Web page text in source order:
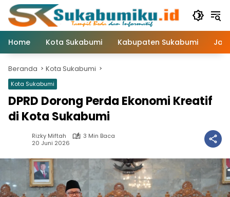
Langsung
konten
Home
Kota Sukabumi Kabupaten Sukabumi
Beranda Kota Sukabumi
Kota Sukabumi
DPRD Dorong Perda Ekonomi Kreatif
di Kota Sukabumi
Rizky Miftah
3 Min Baca
20 Juni 2026